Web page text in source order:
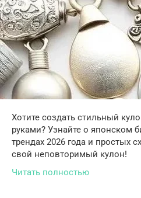
Хотите создать стильный
руками? Узнайте о японском
трендах 2026 года и простых
свой неповторимый кулон!
Читать полностью